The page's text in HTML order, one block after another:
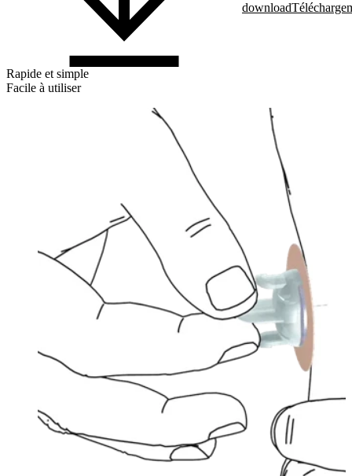
download
Rapide et simple
Facile à utiliser